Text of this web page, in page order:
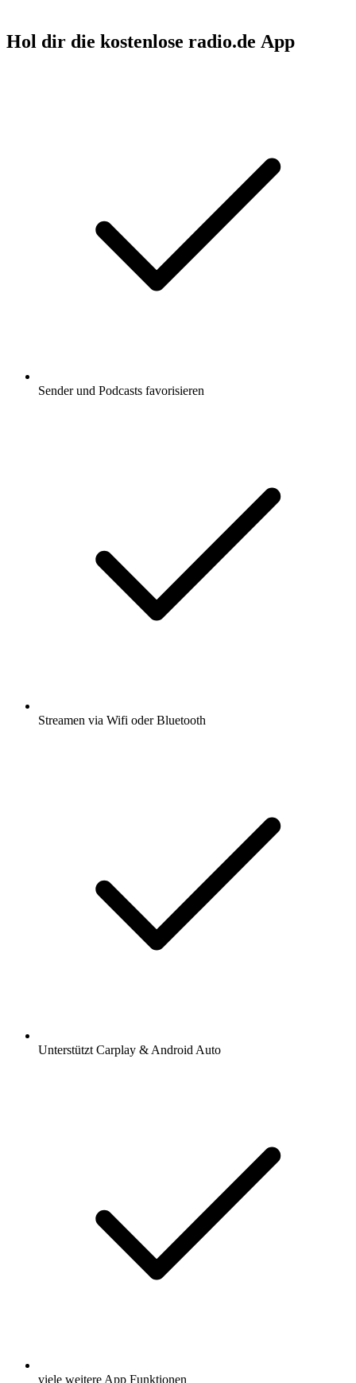
Hol dir die kostenlose radio.de App
Sender und Podcasts favorisieren
Streamen via Wifi oder Bluetooth
Unterstützt Carplay & Android Auto
viele weitere App Funktionen